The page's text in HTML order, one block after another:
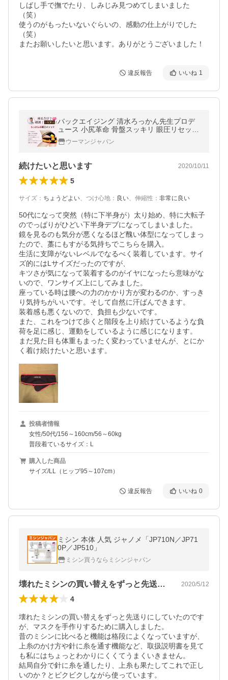
しばし手で撫でたり、しみじみ見つめてしまいました
（笑）
使うのがもったいないぐらいの、感動の仕上がりでした
（笑）
またお願いしたいと思います。ありがとうございました！
違反報告 いいね 1
バックエイジング 清水ろっかん先生プロデ
ュース 小尻革命 骨盤スッキリ 眼圧リセット
の本が人気沸騰
ウーマンジャパン
続けたいと思います 2020/10/11
5
サイズ ： ちょうどよい、 つけ心地 ： 良い、 伸縮性 ： 非常に良い
50代になって突然（特に下半身が）太り始め、特に大転子
のでっぱりがひどい下半身デブになってしまいました。
鏡を見るのも気分が悪くなるほど醜い体型になってしまっ
たので、藁にもすがる気持ちでこちらを購入。
生活に支障がないレベルでなるべく装着しています。サイ
ズ的にはLサイズだったのですが、
キツさが気になって装着するのがイヤになったら意味がな
いので、ワンサイズ上にしてみました。
座っている時は腰への力のかかり方が変わるのか、すっき
り気持ちがいいです。そして自然に汗ばんできます。
装着感も悪くないので、負担も少ないです。
また、これをつけて歩くと階段を上り続けているような負
荷を足に感じ、運動をしているように感じになります。
まだ見た目も体重もまったく変わっていませんが、とにか
く着け続けたいと思います。
投稿者情報
女性/50代/156～160cm/56～60kg
普段着ているサイズ：L
購入した商品
サイズ/LL（ヒップ95～107cm）
違反報告 いいね 0
ミシン 本体 人気 ジャノメ「JP710N／JP71
0P／JP510」
ミシン買うならミシンジャパン
壊れたミシンの買い替えをずっと先送りに… 2020/5/12
4
壊れたミシンの買い替えをずっと先送りにしていたのです
が、マスクを手作りするために購入しました。
昔のミシンに比べると機能は格段によくなっていますが、
上糸のかけ方や針に糸を通す機能など、取扱説明書を見て
も私にはちょっとわかりにくくてうまくいきません。
結局自分で針に糸を通したり、上糸も果たしてこれで正し
いのか？とビクビクしながら使っています。